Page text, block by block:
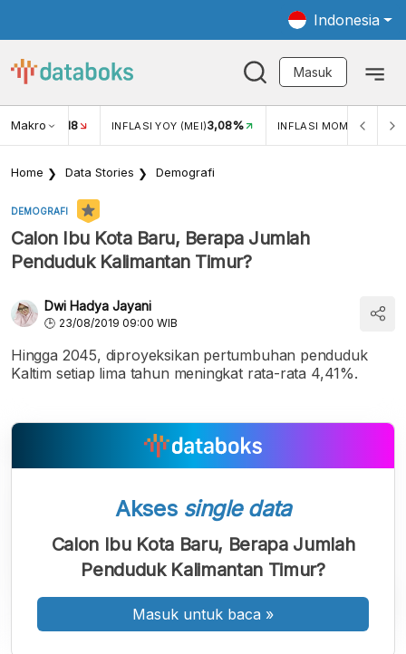
Indonesia
Masuk
Makro
USD/IDR 18 INFLASI YOY (MEI)3,08% INFLASI MOM (MEI)
Home Data Stories Demografi
DEMOGRAFI
Calon Ibu Kota Baru, Berapa Jumlah
Penduduk Kalimantan Timur?
Dwi Hadya Jayani
23/08/2019 09:00 WIB
Hingga 2045, diproyeksikan pertumbuhan penduduk
Kaltim setiap lima tahun meningkat rata-rata 4,41%.
Akses single data
Calon Ibu Kota Baru, Berapa Jumlah
Penduduk Kalimantan Timur?
Masuk untuk baca »